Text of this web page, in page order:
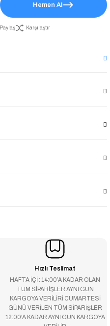
Hemen Al
Paylaş Karşılaştır
Hızlı Teslimat
HAFTA İÇİ : 14:00’A KADAR OLAN
TÜM SİPARİŞLER AYNI GÜN
KARGOYA VERİLİRİ CUMARTESİ
GÜNÜ VERİLEN TÜM SİPARİŞLER
12:00'A KADAR AYNI GÜN KARGOYA